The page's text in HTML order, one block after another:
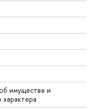
имуществе и
характера